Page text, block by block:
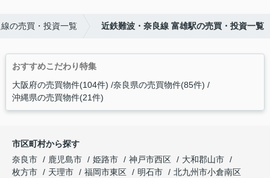
の売買・投資一覧 近鉄難波・奈良線 富雄駅の売買・投資一覧
おすすめこだわり特集
大阪府の売買物件(104件) 奈良県の売買物件(85件)
沖縄県の売買物件(21件)
市区町村から探す
奈良市
鹿児島市 姫路市 神戸市西区
大和郡山市
枚方市
天理市 福岡市東区 明石市
北九州市小倉南区